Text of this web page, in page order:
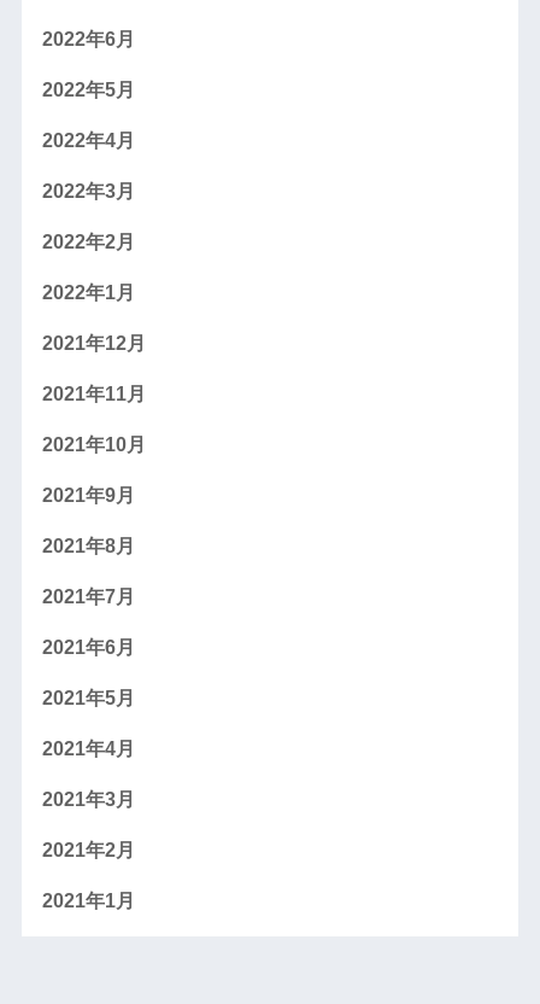
2022年6月
2022年5月
2022年4月
2022年3月
2022年2月
2022年1月
2021年12月
2021年11月
2021年10月
2021年9月
2021年8月
2021年7月
2021年6月
2021年5月
2021年4月
2021年3月
2021年2月
2021年1月